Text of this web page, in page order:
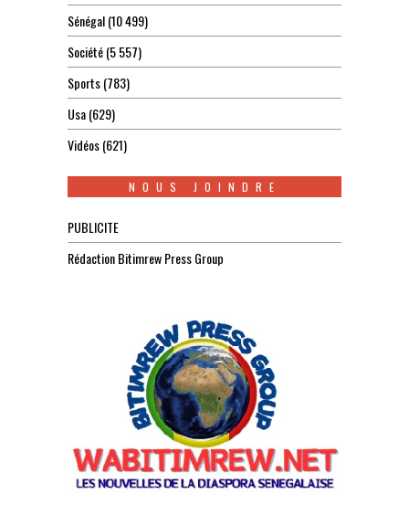
Sénégal(10 499)
Société(5 557)
Sports(783)
Usa(629)
Vidéos(621)
NOUS JOINDRE
PUBLICITE
Rédaction Bitimrew Press Group